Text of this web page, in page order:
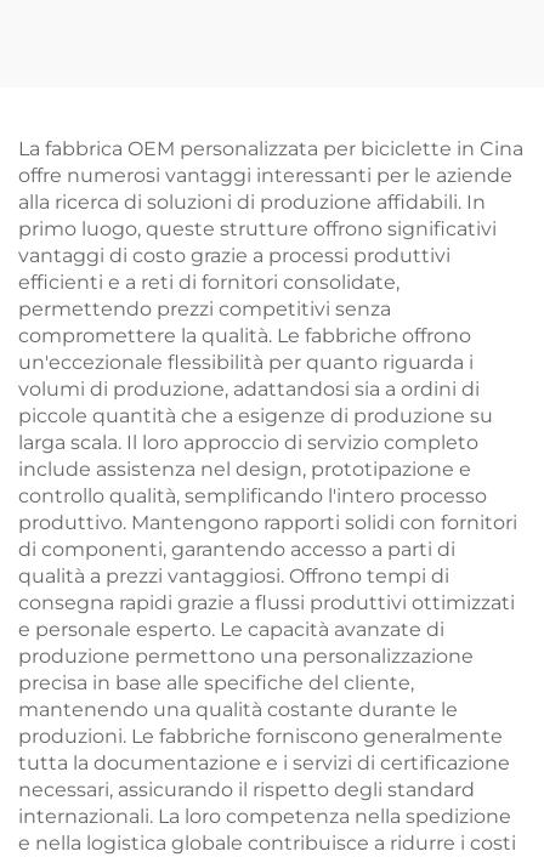
bambini
La fabbrica OEM personalizzata per biciclette in Cina
offre numerosi vantaggi interessanti per le aziende
alla ricerca di soluzioni di produzione affidabili. In
primo luogo, queste strutture offrono significativi
vantaggi di costo grazie a processi produttivi
efficienti e a reti di fornitori consolidate,
permettendo prezzi competitivi senza
compromettere la qualità. Le fabbriche offrono
un'eccezionale flessibilità per quanto riguarda i
volumi di produzione, adattandosi sia a ordini di
piccole quantità che a esigenze di produzione su
larga scala. Il loro approccio di servizio completo
include assistenza nel design, prototipazione e
controllo qualità, semplificando l'intero processo
produttivo. Mantengono rapporti solidi con fornitori
di componenti, garantendo accesso a parti di
qualità a prezzi vantaggiosi. Offrono tempi di
consegna rapidi grazie a flussi produttivi ottimizzati
e personale esperto. Le capacità avanzate di
produzione permettono una personalizzazione
precisa in base alle specifiche del cliente,
mantenendo una qualità costante durante le
produzioni. Le fabbriche forniscono generalmente
tutta la documentazione e i servizi di certificazione
necessari, assicurando il rispetto degli standard
internazionali. La loro competenza nella spedizione
e nella logistica globale contribuisce a ridurre i costi